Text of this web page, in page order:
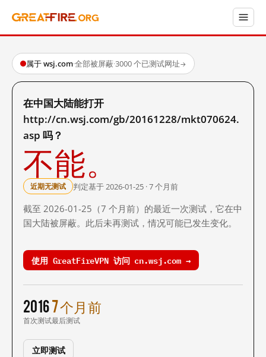
属于 wsj.com·全部被屏蔽·3000 个已测试网址→
在中国大陆能打开
http://cn.wsj.com/gb/20161228/mkt070624.
asp 吗？
不能。
近期无测试 判定基于 2026-01-25 · 7 个月前
截至 2026-01-25（7 个月前）的最近一次测试，它在中
国大陆被屏蔽。此后未再测试，情况可能已发生变化。
使用 GreatFireVPN 访问 cn.wsj.com →
2016
首次测试
7 个月前
最后测试
立即测试